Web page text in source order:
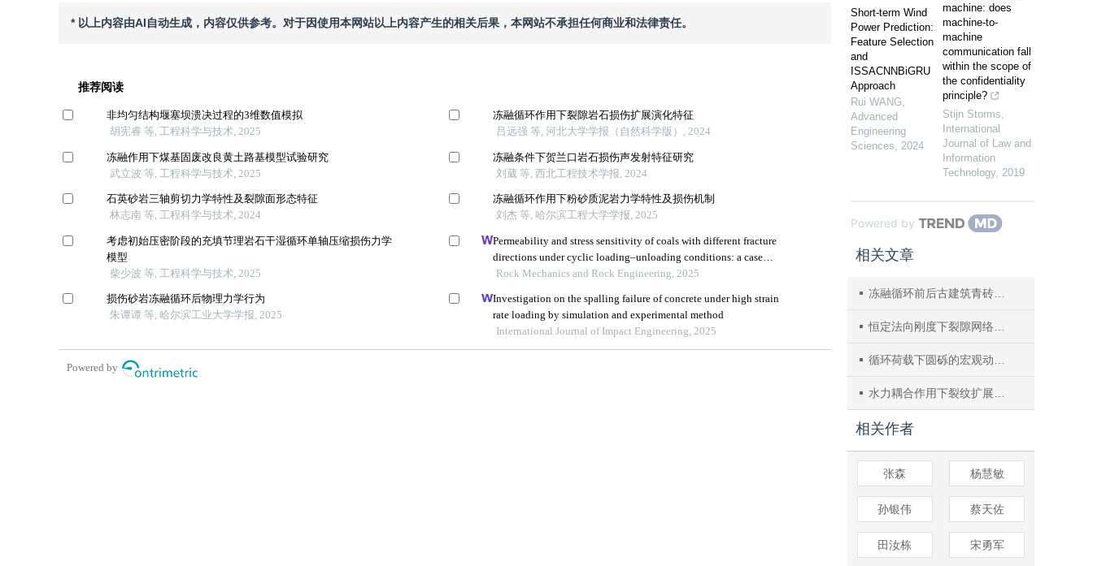
* 以上内容由AI自动生成，内容仅供参考。对于因使用本网站以上内容产生的相关后果，本网站不承担任何商业和法律责任。
Short-term Wind
Power Prediction:
Feature Selection
and
ISSACNNBiGRU
Approach
Rui WANG,
Advanced
Engineering
Sciences, 2024
machine: does
machine-to-
machine
communication fall
within the scope of
the confidentiality
principle?
Stijn Storms,
International
Journal of Law and
Information
Technology, 2019
Powered by
相关文章
冻融循环前后古建筑青砖的冲击损伤研究
恒定法向刚度下裂隙网络剪切‒渗流特性数值模拟研究
循环荷载下圆砾的宏观动力特性及其细观模拟
水力耦合作用下裂纹扩展演化机理的试验和颗粒流分析
相关作者
张森 杨慧敏
孙银伟 蔡天佐
田汝栋 宋勇军